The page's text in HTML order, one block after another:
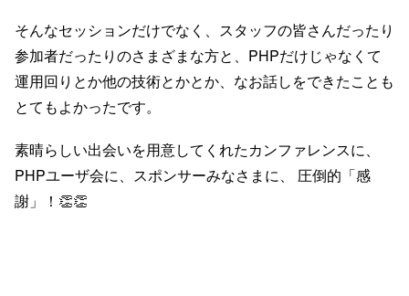
そんなセッションだけでなく、スタッフの皆さんだったり
参加者だったりのさまざまな方と、PHPだけじゃなくて
運用回りとか他の技術とかとか、なお話しをできたことも
とてもよかったです。
素晴らしい出会いを用意してくれたカンファレンスに、
PHPユーザ会に、スポンサーみなさまに、 圧倒的「感
謝」！👏👏